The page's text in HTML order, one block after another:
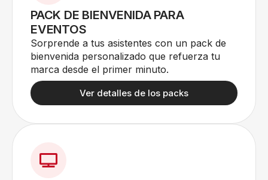
PACK DE BIENVENIDA PARA
EVENTOS
Sorprende a tus asistentes con un pack de
bienvenida personalizado que refuerza tu
marca desde el primer minuto.
Ver detalles de los packs